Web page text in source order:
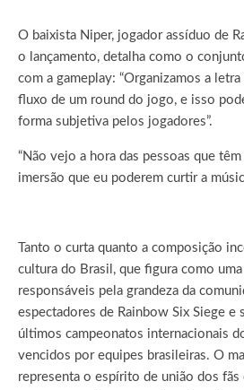
O baixista Niper, jogador assíduo de
o lançamento, detalha como o
com a gameplay: “Organizamos a
fluxo de um round do jogo, e isso
forma subjetiva pelos jogadores”.
“Não vejo a hora das pessoas que
imersão que eu poderem curtir a
Tanto o curta quanto a composição
cultura do Brasil, que figura como
responsáveis pela grandeza da
espectadores de Rainbow Six Siege e
últimos campeonatos internacionais
vencidos por equipes brasileiras. O
representa o espírito de união dos fãs